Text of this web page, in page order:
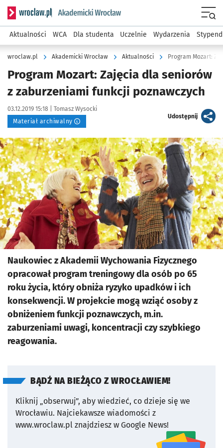
Serwis informacyjny wroclaw.pl podserwis: Akademicki
Aktualności WCA Dla studenta Uczelnie Wydarzenia
wroclaw.pl Akademicki Wrocław Aktualności Program Mozart:
Program Mozart: Zajęcia dla seniorów
z zaburzeniami funkcji poznawczych
Data publikacji:
03.12.2019 15:18 | Autor:
Tomasz Wysocki
Materiał archiwalny
Udostępnijartykuł
Kliknij, aby powiększyć
Naukowiec z Akademii Wychowania Fizycznego
opracował program treningowy dla osób po 65
roku życia, który obniża ryzyko upadków i ich
konsekwencji. W projekcie mogą wziąć osoby z
obniżeniem funkcji poznawczych, m.in.
zaburzeniami uwagi, koncentracji czy szybkiego
reagowania.
BĄDŹ NA BIEŻĄCO Z WROCŁAWIEM!
Kliknij „obserwuj”, aby wiedzieć, co dzieje się we
Wrocławiu. Najciekawsze wiadomości z
www.wroclaw.pl znajdziesz w Google News!